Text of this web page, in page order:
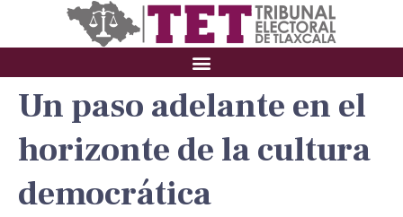
Un paso adelante en el
horizonte de la cultura
democrática